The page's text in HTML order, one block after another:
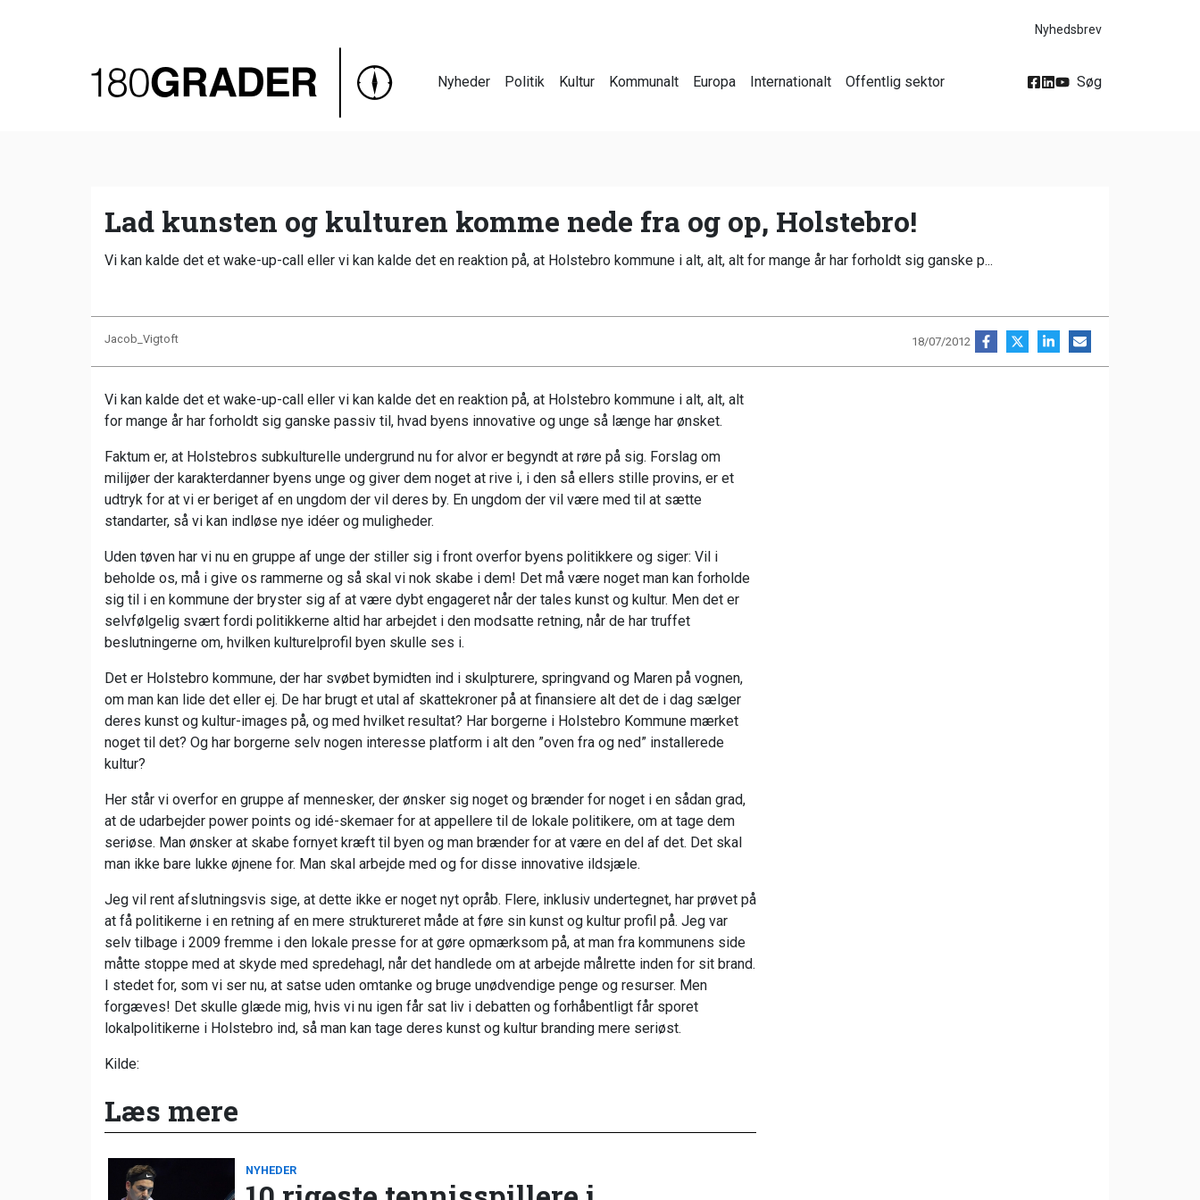
Nyhedsbrev
Nyheder Politik Kultur Kommunalt Europa Internationalt Offentlig sektor Søg
Lad kunsten og kulturen komme nede fra og op, Holstebro!
Vi kan kalde det et wake-up-call eller vi kan kalde det en reaktion på, at Holstebro kommune i alt, alt, alt for mange år har forholdt sig ganske p...
Jacob_Vigtoft 18/07/2012
Vi kan kalde det et wake-up-call eller vi kan kalde det en reaktion på, at Holstebro kommune i alt, alt, alt
for mange år har forholdt sig ganske passiv til, hvad byens innovative og unge så længe har ønsket.
Faktum er, at Holstebros subkulturelle undergrund nu for alvor er begyndt at røre på sig. Forslag om
milijøer der karakterdanner byens unge og giver dem noget at rive i, i den så ellers stille provins, er et
udtryk for at vi er beriget af en ungdom der vil deres by. En ungdom der vil være med til at sætte
standarter, så vi kan indløse nye idéer og muligheder.
Uden tøven har vi nu en gruppe af unge der stiller sig i front overfor byens politikkere og siger: Vil i
beholde os, må i give os rammerne og så skal vi nok skabe i dem! Det må være noget man kan forholde
sig til i en kommune der bryster sig af at være dybt engageret når der tales kunst og kultur. Men det er
selvfølgelig svært fordi politikkerne altid har arbejdet i den modsatte retning, når de har truffet
beslutningerne om, hvilken kulturelprofil byen skulle ses i.
Det er Holstebro kommune, der har svøbet bymidten ind i skulpturere, springvand og Maren på vognen,
om man kan lide det eller ej. De har brugt et utal af skattekroner på at finansiere alt det de i dag sælger
deres kunst og kultur-images på, og med hvilket resultat? Har borgerne i Holstebro Kommune mærket
noget til det? Og har borgerne selv nogen interesse platform i alt den ”oven fra og ned” installerede
kultur?
Her står vi overfor en gruppe af mennesker, der ønsker sig noget og brænder for noget i en sådan grad,
at de udarbejder power points og idé-skemaer for at appellere til de lokale politikere, om at tage dem
seriøse. Man ønsker at skabe fornyet kræft til byen og man brænder for at være en del af det. Det skal
man ikke bare lukke øjnene for. Man skal arbejde med og for disse innovative ildsjæle.
Jeg vil rent afslutningsvis sige, at dette ikke er noget nyt opråb. Flere, inklusiv undertegnet, har prøvet på
at få politikerne i en retning af en mere struktureret måde at føre sin kunst og kultur profil på. Jeg var
selv tilbage i 2009 fremme i den lokale presse for at gøre opmærksom på, at man fra kommunens side
måtte stoppe med at skyde med spredehagl, når det handlede om at arbejde målrette inden for sit brand.
I stedet for, som vi ser nu, at satse uden omtanke og bruge unødvendige penge og resurser. Men
forgæves! Det skulle glæde mig, hvis vi nu igen får sat liv i debatten og forhåbentligt får sporet
lokalpolitikerne i Holstebro ind, så man kan tage deres kunst og kultur branding mere seriøst.
Kilde:
Læs mere
NYHEDER